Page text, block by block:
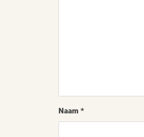
Naam *